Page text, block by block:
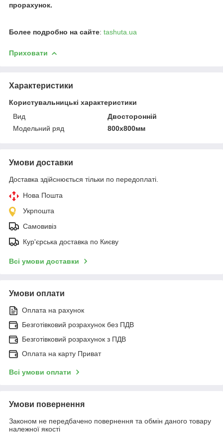
прорахунок.
Более подробно на сайте: tashuta.ua
Приховати
Характеристики
Користувальницькі характеристики
Вид
Двосторонній
Модельний ряд
800х800мм
Умови доставки
Доставка здійснюється тільки по передоплаті.
Нова Пошта
Укрпошта
Самовивіз
Кур'єрська доставка по Києву
Всі умови доставки
Умови оплати
Оплата на рахунок
Безготівковий розрахунок без ПДВ
Безготівковий розрахунок з ПДВ
Оплата на карту Приват
Всі умови оплати
Умови повернення
Законом не передбачено повернення та обмін даного товару
належної якості